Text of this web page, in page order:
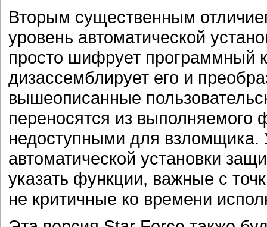
Вторым существенным
уровень автоматической
просто шифрует программный
дизассемблирует его и
вышеописанные
переносятся из выполняемого
недоступными для взломщика.
автоматической установки
указать функции, важные с
не критичные ко времени